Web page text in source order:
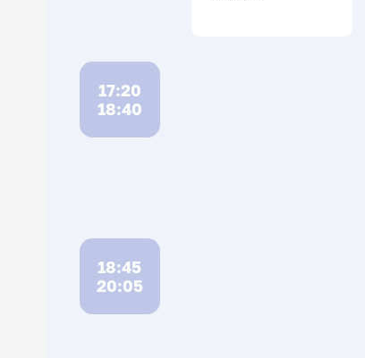
17:20
18:40
18:45
20:05